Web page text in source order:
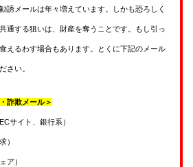
誘メールは年々増えています。しかも恐ろしく
通する狙いは、財産を奪うことです。もし引っ
えるわす場合もあります。とくに下記のメール
さい。
詐欺メール＞
サイト、銀行系）
）
ア）